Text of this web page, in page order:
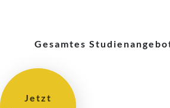
Gesamtes
Jetzt